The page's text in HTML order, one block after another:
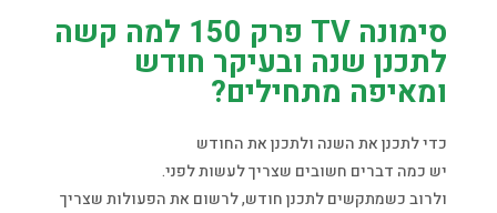
סימונה TV פרק 150 למה קשה
לתכנן שנה ובעיקר חודש
ומאיפה מתחילים?
כדי לתכנן את השנה ולתכנן את החודש
יש כמה דברים חשובים שצריך לעשות לפני.
ולרוב כשמתקשים לתכנן חודש, לרשום את הפעולות שצריך